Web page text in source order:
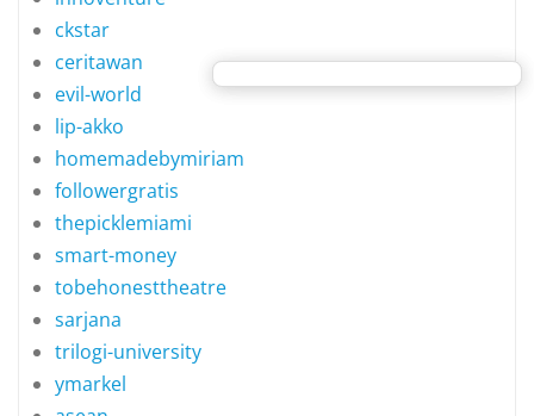
ckstar
ceritawan
evil-world
lip-akko
homemadebymiriam
followergratis
thepicklemiami
smart-money
tobehonesttheatre
sarjana
trilogi-university
ymarkel